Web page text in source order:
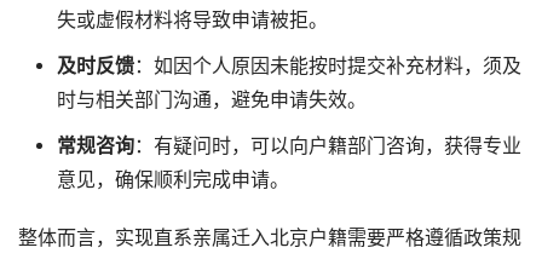
失或虚假材料将导致申请被拒。
及时反馈：如因个人原因未能按时提交补充材料，须及
时与相关部门沟通，避免申请失效。
常规咨询：有疑问时，可以向户籍部门咨询，获得专业
意见，确保顺利完成申请。
整体而言，实现直系亲属迁入北京户籍需要严格遵循政策规